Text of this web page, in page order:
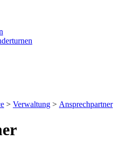
> Verwaltung > Ansprechpartner